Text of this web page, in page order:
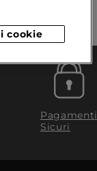
Pagamenti
Sicuri
cookie